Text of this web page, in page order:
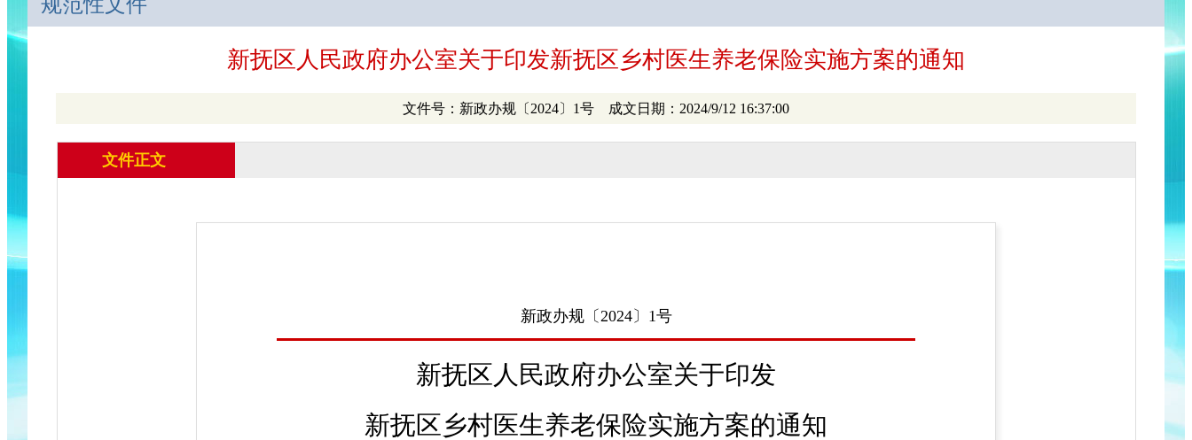
新抚区人民政府办公室关于印发新抚区乡村医生养老保险实施方案的通知
文件号：新政办规〔2024〕1号 成文日期：2024/9/12 16:37:00
文件正文
新政办规〔2024〕1号
新抚区人民政府办公室关于印发
新抚区乡村医生养老保险实施方案的通知